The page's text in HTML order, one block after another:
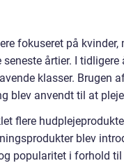
fokuseret på
årtier. I
klasser. Brugen
blev anvendt til at
flere
blev
popularitet i forhold til